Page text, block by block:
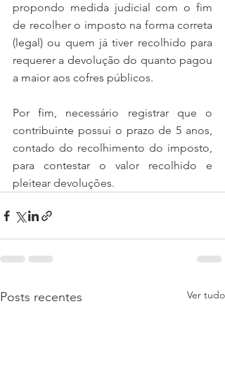
propondo medida judicial com o fim
de recolher o imposto na forma correta
(legal) ou quem já tiver recolhido para
requerer a devolução do quanto pagou
a maior aos cofres públicos.
Por fim, necessário registrar que o
contribuinte possui o prazo de 5 anos,
contado do recolhimento do imposto,
para contestar o valor recolhido e
pleitear devoluções.
Posts recentes Ver tudo